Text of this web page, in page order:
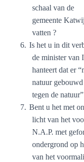
schaal van de
gemeente
vatten ?
6. Is het u in dit
de minister van
hanteert dat er
natuur
tegen de
7. Bent u het met
licht van het
N.A.P. met
ondergrond op
van het